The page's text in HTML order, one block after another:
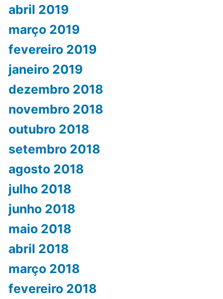
abril 2019
março 2019
fevereiro 2019
janeiro 2019
dezembro 2018
novembro 2018
outubro 2018
setembro 2018
agosto 2018
julho 2018
junho 2018
maio 2018
abril 2018
março 2018
fevereiro 2018